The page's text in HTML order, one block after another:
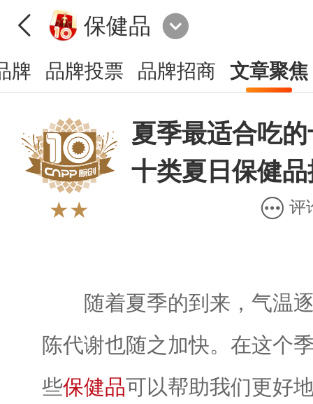
保健品
牌 品牌投票 品牌招商 文章聚焦
★★
夏季最适合吃
十类夏日保健
评
随着夏季的到来，气温
陈代谢也随之加快。在这个
些保健品可以帮助我们更好